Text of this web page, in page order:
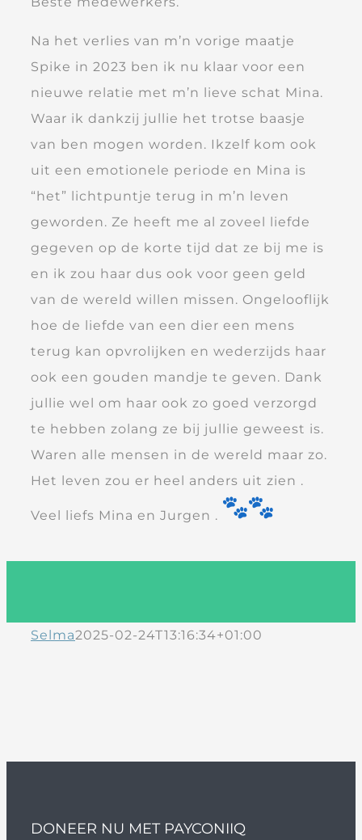
Na het verlies van m’n vorige maatje
Spike in 2023 ben ik nu klaar voor een
nieuwe relatie met m’n lieve schat Mina.
Waar ik dankzij jullie het trotse baasje
van ben mogen worden. Ikzelf kom ook
uit een emotionele periode en Mina is
“het” lichtpuntje terug in m’n leven
geworden. Ze heeft me al zoveel liefde
gegeven op de korte tijd dat ze bij me is
en ik zou haar dus ook voor geen geld
van de wereld willen missen. Ongelooflijk
hoe de liefde van een dier een mens
terug kan opvrolijken en wederzijds haar
ook een gouden mandje te geven. Dank
jullie wel om haar ook zo goed verzorgd
te hebben zolang ze bij jullie geweest is.
Waren alle mensen in de wereld maar zo.
Het leven zou er heel anders uit zien .
Veel liefs Mina en Jurgen .
Selma2025-02-24T13:16:34+01:00
DONEER NU MET PAYCONIIQ